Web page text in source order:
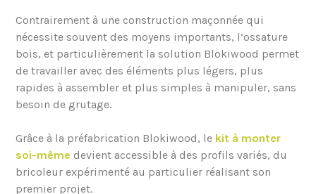
Contrairement à une construction maçonnée qui
nécessite souvent des moyens importants, l’ossature
bois, et particulièrement la solution Blokiwood permet
de travailler avec des éléments plus légers, plus
rapides à assembler et plus simples à manipuler, sans
besoin de grutage.
Grâce à la préfabrication Blokiwood, le kit à monter
soi-même devient accessible à des profils variés, du
bricoleur expérimenté au particulier réalisant son
premier projet.